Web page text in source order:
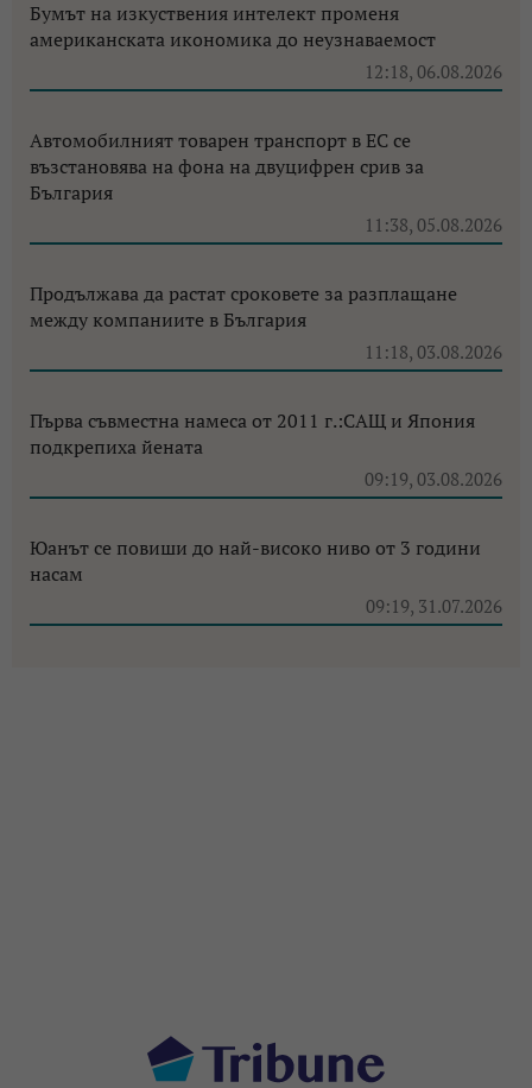
Бумът на изкуствения интелект променя
американската икономика до неузнаваемост
12:18, 06.08.2026
Автомобилният товарен транспорт в ЕС се
възстановява на фона на двуцифрен срив за
България
11:38, 05.08.2026
Продължава да растат сроковете за разплащане
между компаниите в България
11:18, 03.08.2026
Първа съвместна намеса от 2011 г.:САЩ и Япония
подкрепиха йената
09:19, 03.08.2026
Юанът се повиши до най-високо ниво от 3 години
насам
09:19, 31.07.2026